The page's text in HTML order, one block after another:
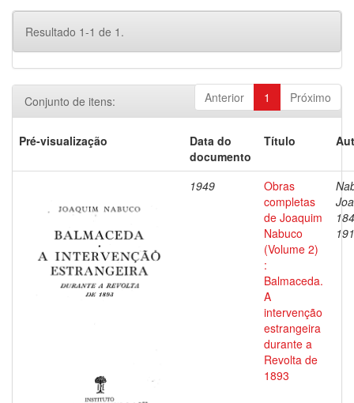
Resultado 1-1 de 1.
Anterior 1 Próximo
Conjunto de itens:
Pré-visualização
Data do
documento
Título
1949
Obras
completas
de Joaquim
Nabuco
(Volume 2)
:
Balmaceda.
A
intervenção
estrangeira
durante a
Revolta de
1893